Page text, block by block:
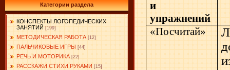
Категории раздела
КОНСПЕКТЫ ЛОГОПЕДИЧЕСКИХ
ЗАНЯТИЙ [199]
МЕТОДИЧЕСКАЯ РАБОТА [12]
ПАЛЬЧИКОВЫЕ ИГРЫ [44]
РЕЧЬ И МОТОРИКА [22]
РАССКАЖИ СТИХИ РУКАМИ [15]
и
упражнений
«Посчитай»